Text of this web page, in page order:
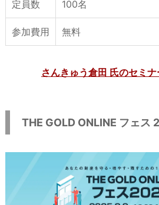
定員数 100名
参加費用 無料
さんきゅう倉田 氏のセミ
THE GOLD ONLINE フェス